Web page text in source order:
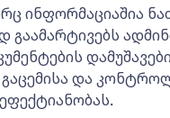
ინფორმაციაშია
გაამარტივებს
და